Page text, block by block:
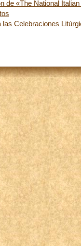
de «The National
Celebraciones